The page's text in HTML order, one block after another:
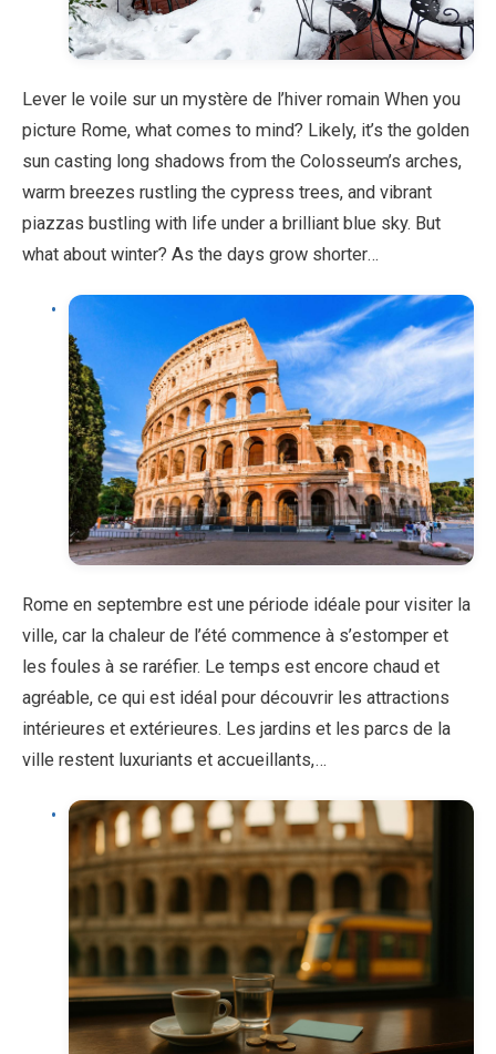
Lever le voile sur un mystère de l’hiver romain When you
picture Rome, what comes to mind? Likely, it’s the golden
sun casting long shadows from the Colosseum’s arches,
warm breezes rustling the cypress trees, and vibrant
piazzas bustling with life under a brilliant blue sky. But
what about winter? As the days grow shorter…
Rome en septembre est une période idéale pour visiter la
ville, car la chaleur de l’été commence à s’estomper et
les foules à se raréfier. Le temps est encore chaud et
agréable, ce qui est idéal pour découvrir les attractions
intérieures et extérieures. Les jardins et les parcs de la
ville restent luxuriants et accueillants,…